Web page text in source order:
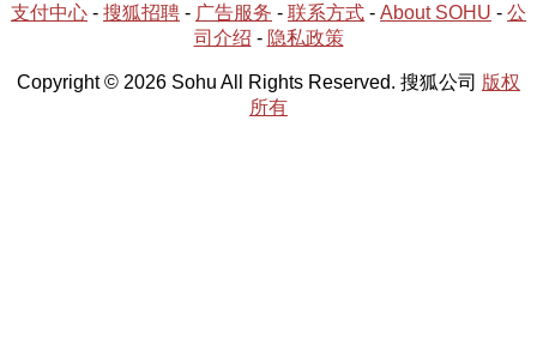
支付中心 - 搜狐招聘 - 广告服务 - 联系方式 - About SOHU - 公
司介绍 - 隐私政策
Copyright © 2026 Sohu All Rights Reserved. 搜狐公司 版权
所有